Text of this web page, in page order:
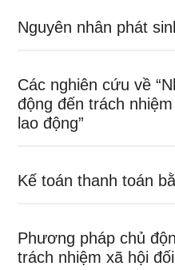
Nguyên nhân phát
Các nghiên cứu về
động đến trách
lao động”
Kế toán thanh toán
Phương pháp chủ
trách nhiệm xã hội